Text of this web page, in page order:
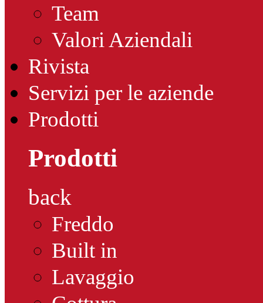
Team
Valori Aziendali
Rivista
Servizi per le aziende
Prodotti
Prodotti
back
Freddo
Built in
Lavaggio